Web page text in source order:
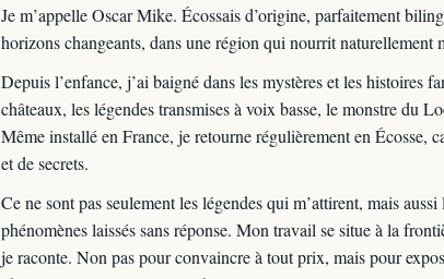
Je m’appelle Oscar Mike. Écossais d’origine, parfaitement
horizons changeants, dans une région qui nourrit naturellement
Depuis l’enfance, j’ai baigné dans les mystères et les histoires
châteaux, les légendes transmises à voix basse, le monstre du
Même installé en France, je retourne régulièrement en Écosse,
et de secrets.
Ce ne sont pas seulement les légendes qui m’attirent, mais
phénomènes laissés sans réponse. Mon travail se situe à la
je raconte. Non pas pour convaincre à tout prix, mais pour